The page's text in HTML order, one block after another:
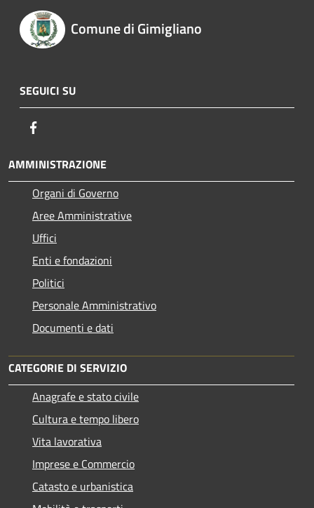
Comune di Gimigliano
SEGUICI SU
AMMINISTRAZIONE
Organi di Governo
Aree Amministrative
Uffici
Enti e fondazioni
Politici
Personale Amministrativo
Documenti e dati
CATEGORIE DI SERVIZIO
Anagrafe e stato civile
Cultura e tempo libero
Vita lavorativa
Imprese e Commercio
Catasto e urbanistica